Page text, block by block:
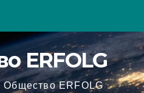
ERFOLG
Общество ERFOLG